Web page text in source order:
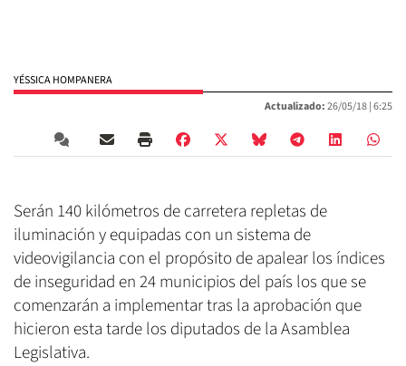
YÉSSICA HOMPANERA
Actualizado:26/05/18 |6:25
Serán 140 kilómetros de carretera repletas de
iluminación y equipadas con un sistema de
videovigilancia con el propósito de apalear los índices
de inseguridad en 24 municipios del país los que se
comenzarán a implementar tras la aprobación que
hicieron esta tarde los diputados de la Asamblea
Legislativa.